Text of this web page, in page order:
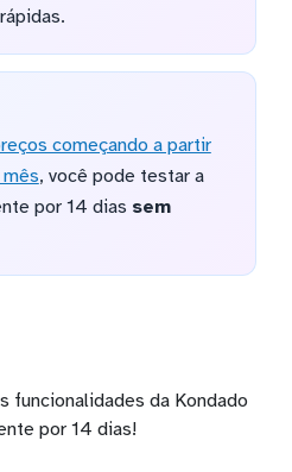
começando a partir
, você pode testar a
por 14 dias sem
funcionalidades da Kondado
por 14 dias!